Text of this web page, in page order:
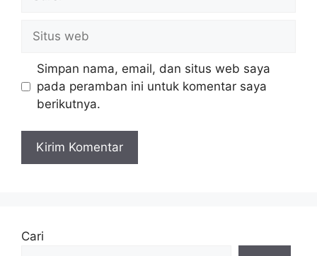
web
Simpan nama, email, dan situs web saya
pada peramban ini untuk komentar saya
berikutnya.
Cari